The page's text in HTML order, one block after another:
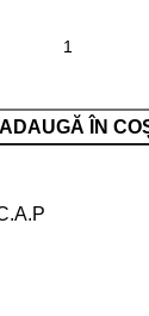
3 bule cm.60
ADAUGĂ ÎN